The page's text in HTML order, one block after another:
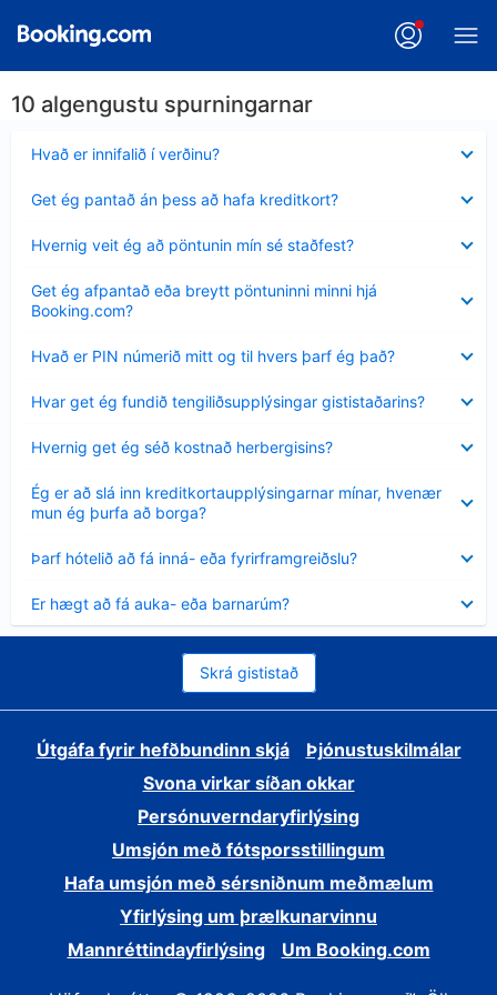
10 algengustu spurningarnar
Hvað er innifalið í verðinu?
sýnt
Get ég pantað án þess að hafa kreditkort?
sýnt
Hvernig veit ég að pöntunin mín sé staðfest?
sýnt
Get ég afpantað eða breytt pöntuninni minni hjá
Booking.com?
sýnt
Hvað er PIN númerið mitt og til hvers þarf ég það?
sýnt
Hvar get ég fundið tengiliðsupplýsingar gististaðarins?
sýnt
Hvernig get ég séð kostnað herbergisins?
sýnt
Ég er að slá inn kreditkortaupplýsingarnar mínar, hvenær
mun ég þurfa að borga?
Minna
sýnt
Þarf hótelið að fá inná- eða fyrirframgreiðslu?
sýnt
Er hægt að fá auka- eða barnarúm?
sýnt
Skrá gististað
Útgáfa fyrir hefðbundinn skjá
Þjónustuskilmálar
Svona virkar síðan okkar
Persónuverndaryfirlýsing
Umsjón með fótsporsstillingum
Hafa umsjón með sérsniðnum meðmælum
Yfirlýsing um þrælkunarvinnu
Mannréttindayfirlýsing
Um Booking.com